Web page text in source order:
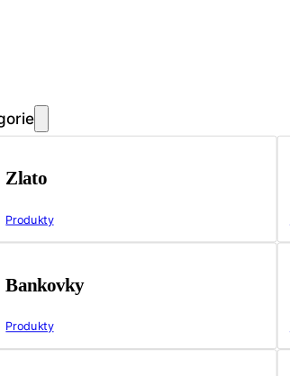
Zlato
Produkty
Bankovky
Produkty